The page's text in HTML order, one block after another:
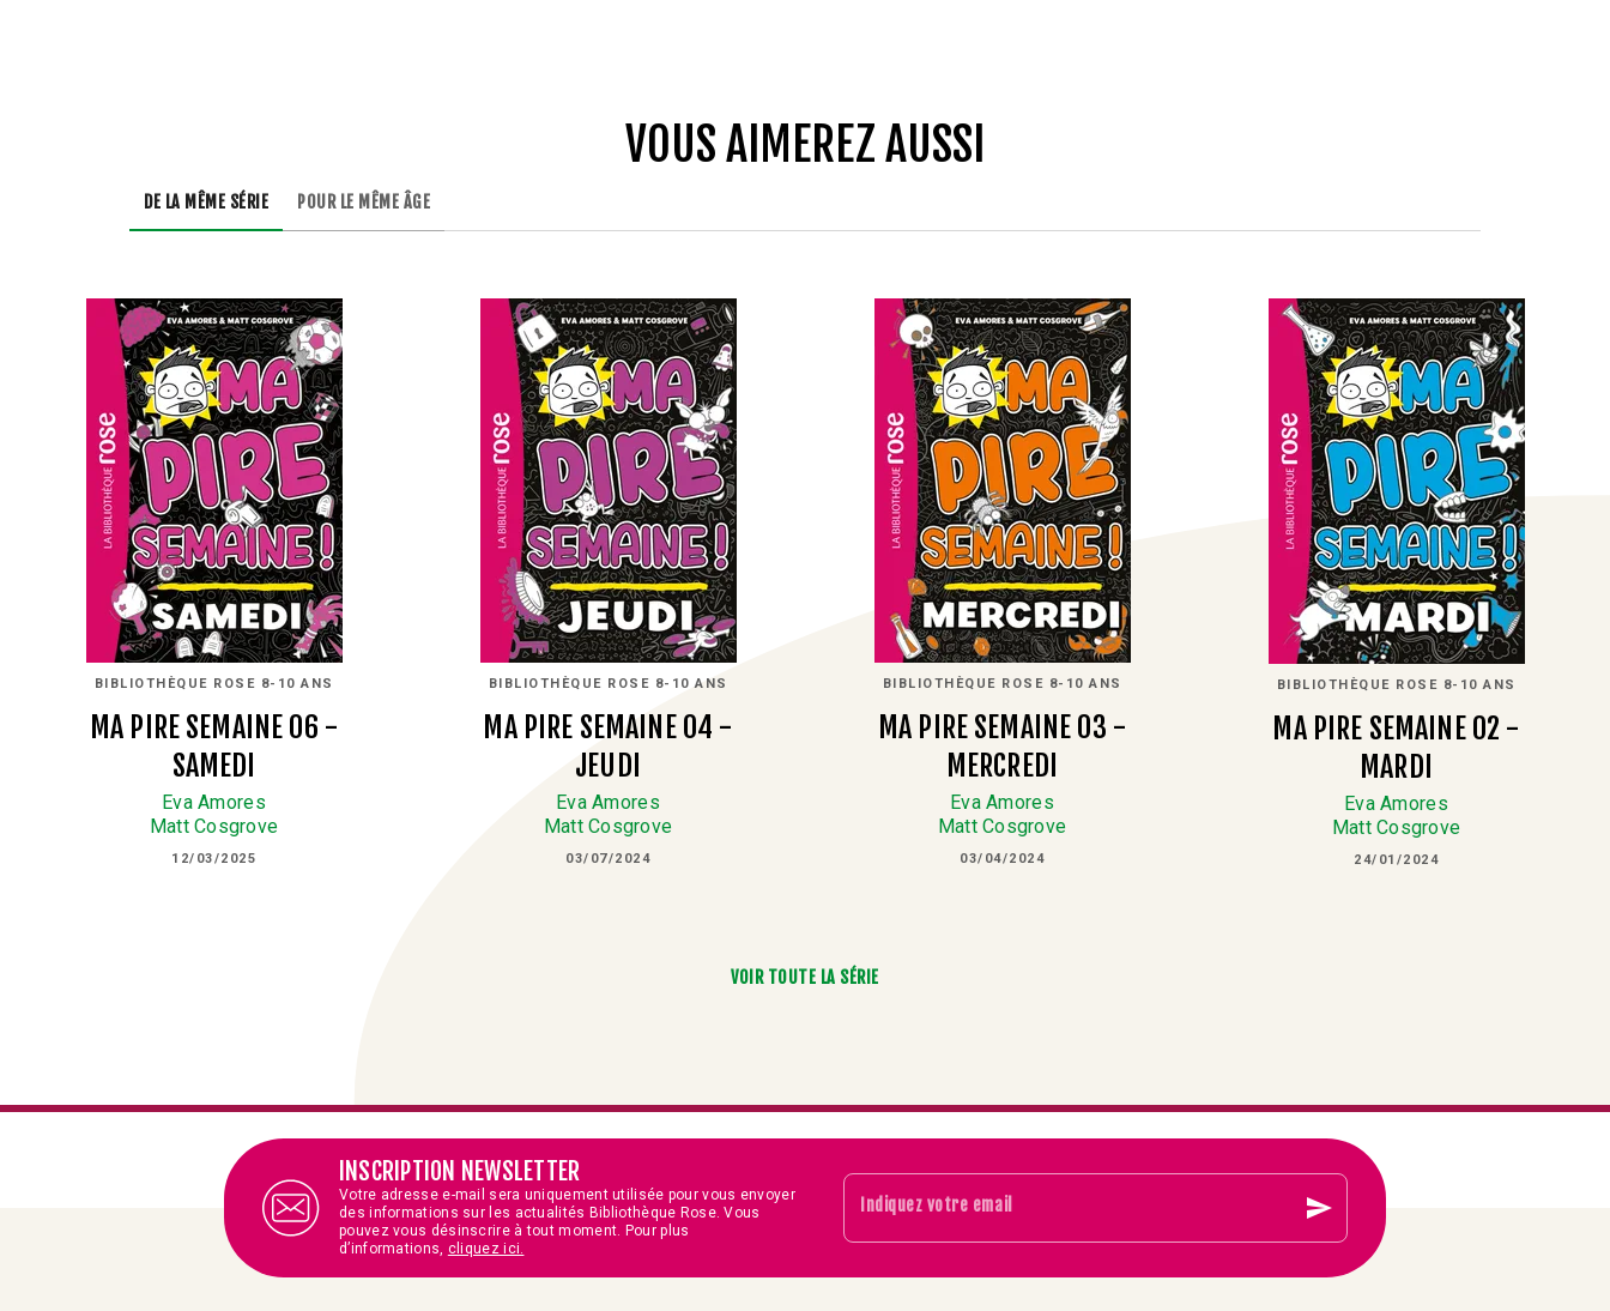
VOUS AIMEREZ AUSSI
DE LA MÊME SÉRIE POUR LE MÊME ÂGE
BIBLIOTHÈQUE ROSE 8-10 ANS
MA PIRE SEMAINE 06 -
SAMEDI
Eva Amores
Matt Cosgrove
12/03/2025
BIBLIOTHÈQUE ROSE 8-10 ANS
MA PIRE SEMAINE 04 -
JEUDI
Eva Amores
Matt Cosgrove
03/07/2024
BIBLIOTHÈQUE ROSE 8-10 ANS
MA PIRE SEMAINE 03 -
MERCREDI
Eva Amores
Matt Cosgrove
03/04/2024
BIBLIOTHÈQUE ROSE 8-10 ANS
MA PIRE SEMAINE 02 -
MARDI
Eva Amores
Matt Cosgrove
24/01/2024
VOIR TOUTE LA SÉRIE
INSCRIPTION NEWSLETTER
Votre adresse e-mail sera uniquement utilisée pour vous envoyer
des informations sur les actualités Bibliothèque Rose. Vous
pouvez vous désinscrire à tout moment. Pour plus
d’informations, cliquez ici.
Indiquez votre email send